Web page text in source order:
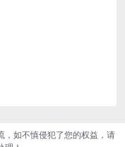
，如不慎侵犯了您的权益，请